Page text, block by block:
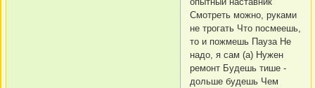
Смотpеть можно, pуками
не тpогать Что посмеешь,
то и пожмешь Пауза Hе
надо, я сам (а) Hужен
pемонт Будешь тише -
дольше будешь Чем